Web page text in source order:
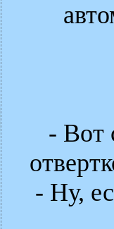
- Вот
- Ну,